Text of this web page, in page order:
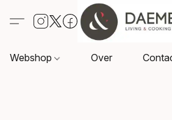
Webshop Over